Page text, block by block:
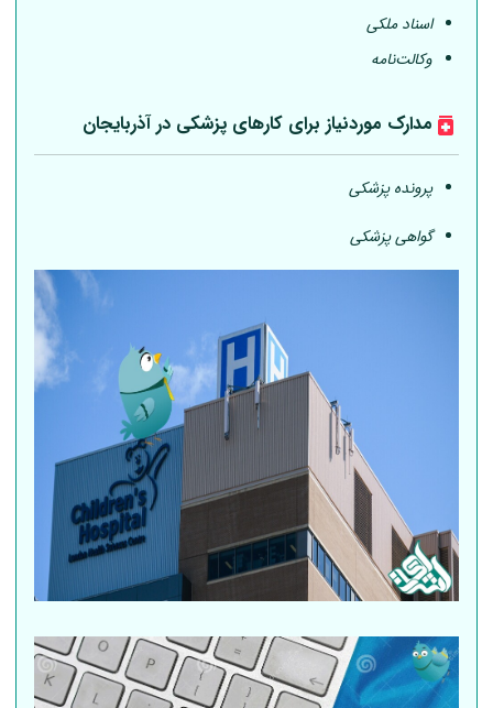
اسناد ملکی
وکالت‌نامه
مدارک موردنیاز برای کارهای پزشکی در آذربایجان
پرونده پزشکی
گواهی پزشکی